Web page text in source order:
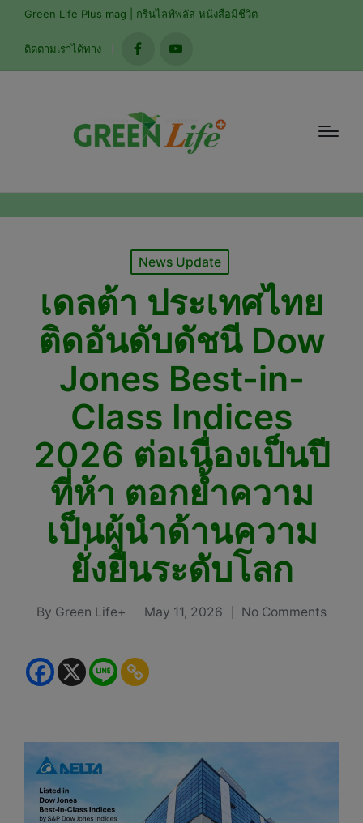
Green Life Plus mag | กรีนไลฟ์พลัส หนังสือมีชีวิต
ติดตามเราได้ทาง
facebookyoutube
Posted
News Update
เดลต้า ประเทศไทย
ติดอันดับดัชนี Dow
Jones Best-in-
Class Indices
2026 ต่อเนื่องเป็นปี
ที่ห้า ตอกย้ำความ
เป็นผู้นำด้านความ
ยั่งยืนระดับโลก
Posted
By Green Life+ May 11, 2026 No Comments
modal-check